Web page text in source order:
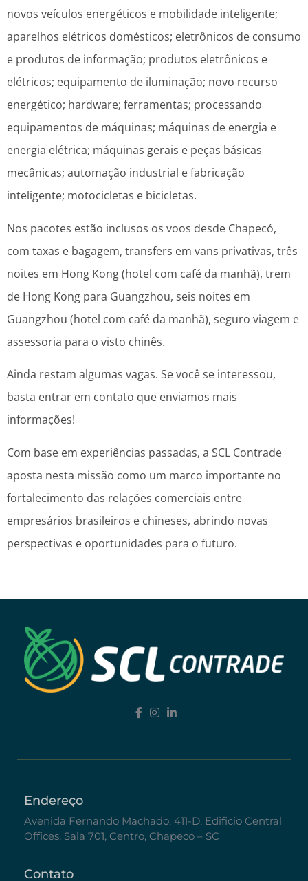
novos veículos energéticos e mobilidade inteligente;
aparelhos elétricos domésticos; eletrônicos de consumo
e produtos de informação; produtos eletrônicos e
elétricos; equipamento de iluminação; novo recurso
energético; hardware; ferramentas; processando
equipamentos de máquinas; máquinas de energia e
energia elétrica; máquinas gerais e peças básicas
mecânicas; automação industrial e fabricação
inteligente; motocicletas e bicicletas.
Nos pacotes estão inclusos os voos desde Chapecó,
com taxas e bagagem, transfers em vans privativas, três
noites em Hong Kong (hotel com café da manhã), trem
de Hong Kong para Guangzhou, seis noites em
Guangzhou (hotel com café da manhã), seguro viagem e
assessoria para o visto chinês.
Ainda restam algumas vagas. Se você se interessou,
basta entrar em contato que enviamos mais
informações!
Com base em experiências passadas, a SCL Contrade
aposta nesta missão como um marco importante no
fortalecimento das relações comerciais entre
empresários brasileiros e chineses, abrindo novas
perspectivas e oportunidades para o futuro.
Endereço
Avenida Fernando Machado, 411-D, Edificio Central
Offices, Sala 701, Centro, Chapeco – SC
Contato